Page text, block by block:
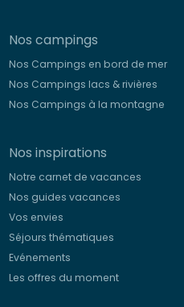
Nos campings
Nos Campings en bord de mer
Nos Campings lacs & rivières
Nos Campings à la montagne
Nos inspirations
Notre carnet de vacances
Nos guides vacances
Vos envies
Séjours thématiques
Evénements
Les offres du moment